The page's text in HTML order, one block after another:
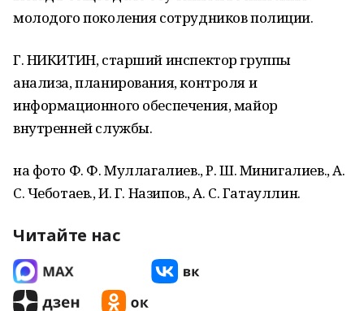
молодого поколения сотрудников полиции.
Г. НИКИТИН, старший инспектор группы
анализа, планирования, контроля и
информационного обеспечения, майор
внутренней службы.
на фото Ф. Ф. Муллагалиев., Р. Ш. Минигалиев., А.
С. Чеботаев., И. Г. Назипов., А. С. Гатауллин.
Читайте нас